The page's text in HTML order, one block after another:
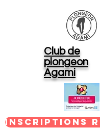
Club de
plongeon
Agami
Inscriptions